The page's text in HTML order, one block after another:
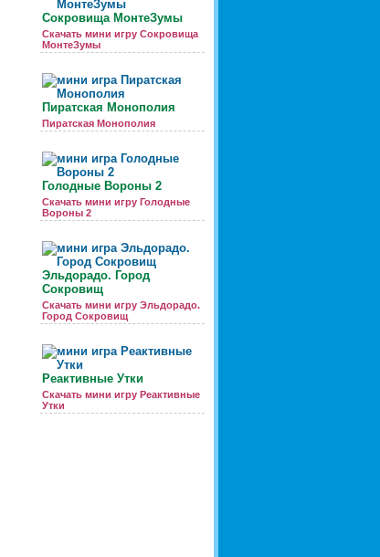
Сокровища МонтеЗумы
Скачать мини игру Сокровища
МонтеЗумы
Пиратская Монополия
Пиратская Монополия
Голодные Вороны 2
Скачать мини игру Голодные
Вороны 2
Эльдорадо. Город
Сокровищ
Скачать мини игру Эльдорадо.
Город Сокровищ
Реактивные Утки
Скачать мини игру Реактивные
Утки